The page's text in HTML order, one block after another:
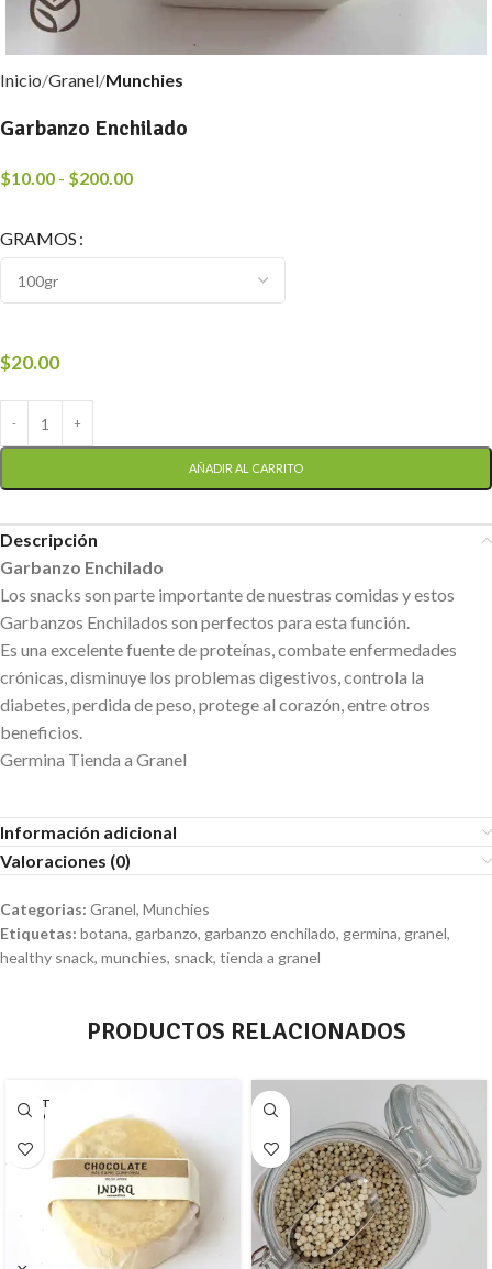
Inicio Granel Munchies
Garbanzo Enchilado
$10.00 - $200.00
GRAMOS
$20.00
AÑADIR AL CARRITO
Descripción
Garbanzo Enchilado
Los snacks son parte importante de nuestras comidas y estos
Garbanzos Enchilados son perfectos para esta función.
Es una excelente fuente de proteínas, combate enfermedades
crónicas, disminuye los problemas digestivos, controla la
diabetes, perdida de peso, protege al corazón, entre otros
beneficios.
Germina Tienda a Granel
Información adicional
Valoraciones (0)
Categorias: Granel, Munchies
Etiquetas: botana, garbanzo, garbanzo enchilado, germina, granel,
healthy snack, munchies, snack, tienda a granel
PRODUCTOS RELACIONADOS
AGOT
ADO